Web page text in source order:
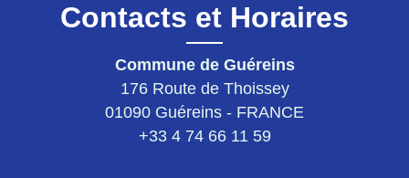
Contacts et Horaires
Commune de Guéreins
176 Route de Thoissey
01090 Guéreins - FRANCE
+33 4 74 66 11 59